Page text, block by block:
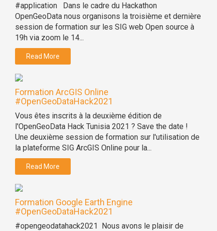
#application Dans le cadre du Hackathon
OpenGeoData nous organisons la troisième et dernière
session de formation sur les SIG web Open source à
19h via zoom le 14...
Read More
Formation ArcGIS Online
#OpenGeoDataHack2021
Vous êtes inscrits à la deuxième édition de
l'OpenGeoData Hack Tunisia 2021 ? Save the date !
Une deuxième session de formation sur l'utilisation de
la plateforme SIG ArcGIS Online pour la...
Read More
Formation Google Earth Engine
#OpenGeoDataHack2021
#opengeodatahack2021 Nous avons le plaisir de